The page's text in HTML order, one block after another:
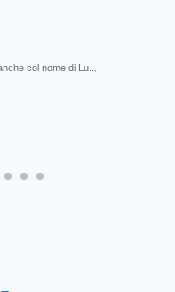
col nome di Lu...